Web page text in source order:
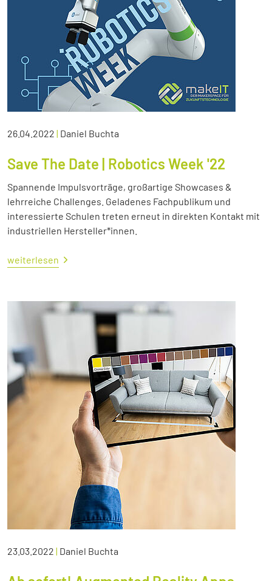
26.04.2022 | Daniel Buchta
Save The Date | Robotics Week '22
Spannende Impulsvorträge, großartige Showcases &
lehrreiche Challenges. Geladenes Fachpublikum und
interessierte Schulen treten erneut in direkten Kontakt mit
industriellen Hersteller*innen.
weiterlesen
23.03.2022 | Daniel Buchta